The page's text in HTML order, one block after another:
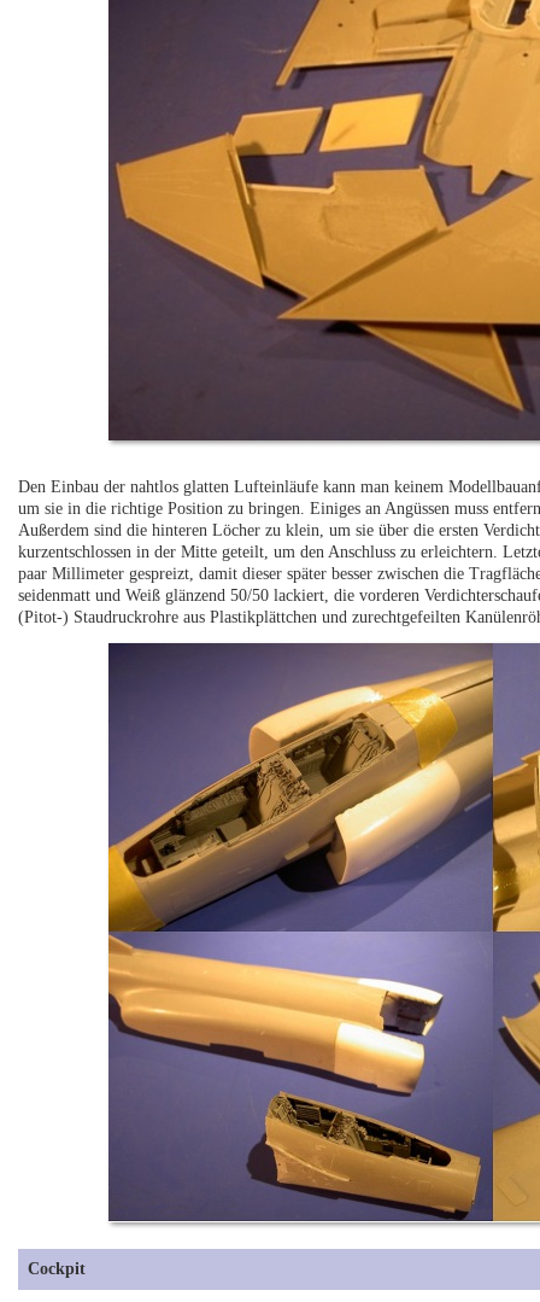
Den Einbau der nahtlos glatten Lufteinläufe kann man keinem
um sie in die richtige Position zu bringen. Einiges an Angüssen muss
Außerdem sind die hinteren Löcher zu klein, um sie über die ersten
kurzentschlossen in der Mitte geteilt, um den Anschluss zu erleichtern.
paar Millimeter gespreizt, damit dieser später besser zwischen die
seidenmatt und Weiß glänzend 50/50 lackiert, die vorderen
(Pitot-) Staudruckrohre aus Plastikplättchen und zurechtgefeilten
Cockpit